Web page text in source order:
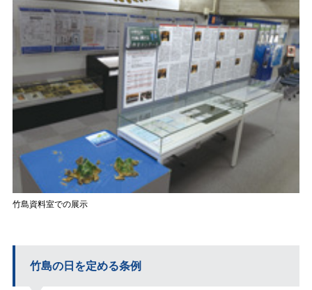
竹島資料室での展示
竹島の日を定める条例